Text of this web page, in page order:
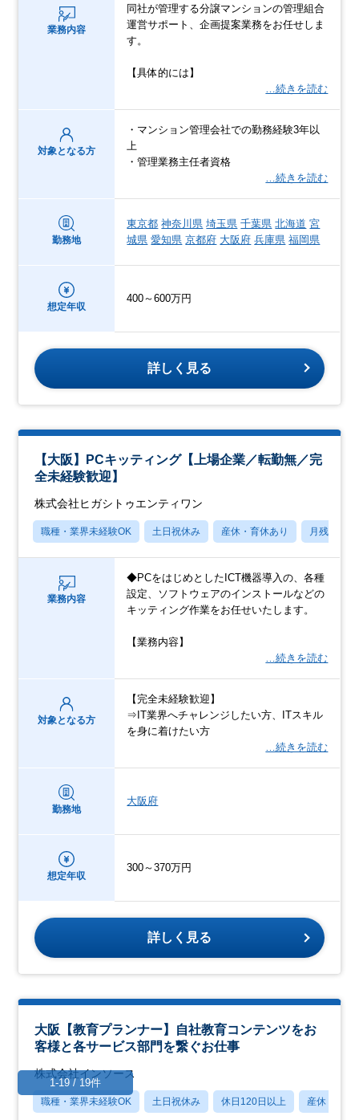
業務内容
同社が管理する分譲マンションの管理組合
運営サポート、企画提案業務をお任せしま
す。
【具体的には】
…続きを読む
対象となる方
・マンション管理会社での勤務経験3年以
上
・管理業務主任者資格
…続きを読む
勤務地
東京都 神奈川県 埼玉県 千葉県 北海道 宮
城県 愛知県 京都府 大阪府 兵庫県 福岡県
想定年収
400～600万円
詳しく見る
【大阪】PCキッティング【上場企業／転勤無／完
全未経験歓迎】
株式会社ヒガシトゥエンティワン
職種・業界未経験OK 土日祝休み 産休・育休あり 月残業20
業務内容
◆PCをはじめとしたICT機器導入の、各種
設定、ソフトウェアのインストールなどの
キッティング作業をお任せいたします。
【業務内容】
…続きを読む
対象となる方
【完全未経験歓迎】
⇒IT業界へチャレンジしたい方、ITスキル
を身に着けたい方
…続きを読む
勤務地
大阪府
想定年収
300～370万円
詳しく見る
大阪【教育プランナー】自社教育コンテンツをお
客様と各サービス部門を繋ぐお仕事
株式会社インソース
職種・業界未経験OK 土日祝休み 休日120日以上 産休・育休
1-19 / 19件